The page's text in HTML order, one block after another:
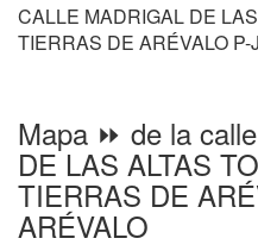
CALLE MADRIGAL DE
TIERRAS DE ARÉVALO P-
Mapa ⏩ de la
DE LAS ALTAS
TIERRAS DE
ARÉVALO